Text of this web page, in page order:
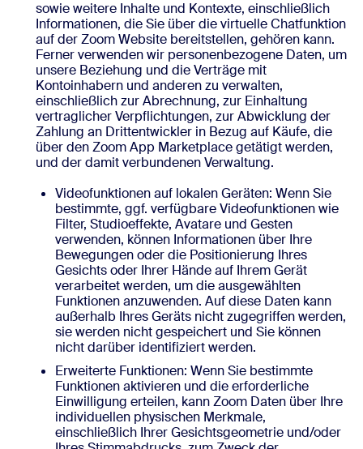
sowie weitere Inhalte und Kontexte, einschließlich
Informationen, die Sie über die virtuelle Chatfunktion
auf der Zoom Website bereitstellen, gehören kann.
Ferner verwenden wir personenbezogene Daten, um
unsere Beziehung und die Verträge mit
Kontoinhabern und anderen zu verwalten,
einschließlich zur Abrechnung, zur Einhaltung
vertraglicher Verpflichtungen, zur Abwicklung der
Zahlung an Drittentwickler in Bezug auf Käufe, die
über den Zoom App Marketplace getätigt werden,
und der damit verbundenen Verwaltung.
Videofunktionen auf lokalen Geräten: Wenn Sie
bestimmte, ggf. verfügbare Videofunktionen wie
Filter, Studioeffekte, Avatare und Gesten
verwenden, können Informationen über Ihre
Bewegungen oder die Positionierung Ihres
Gesichts oder Ihrer Hände auf Ihrem Gerät
verarbeitet werden, um die ausgewählten
Funktionen anzuwenden. Auf diese Daten kann
außerhalb Ihres Geräts nicht zugegriffen werden,
sie werden nicht gespeichert und Sie können
nicht darüber identifiziert werden.
Erweiterte Funktionen: Wenn Sie bestimmte
Funktionen aktivieren und die erforderliche
Einwilligung erteilen, kann Zoom Daten über Ihre
individuellen physischen Merkmale,
einschließlich Ihrer Gesichtsgeometrie und/oder